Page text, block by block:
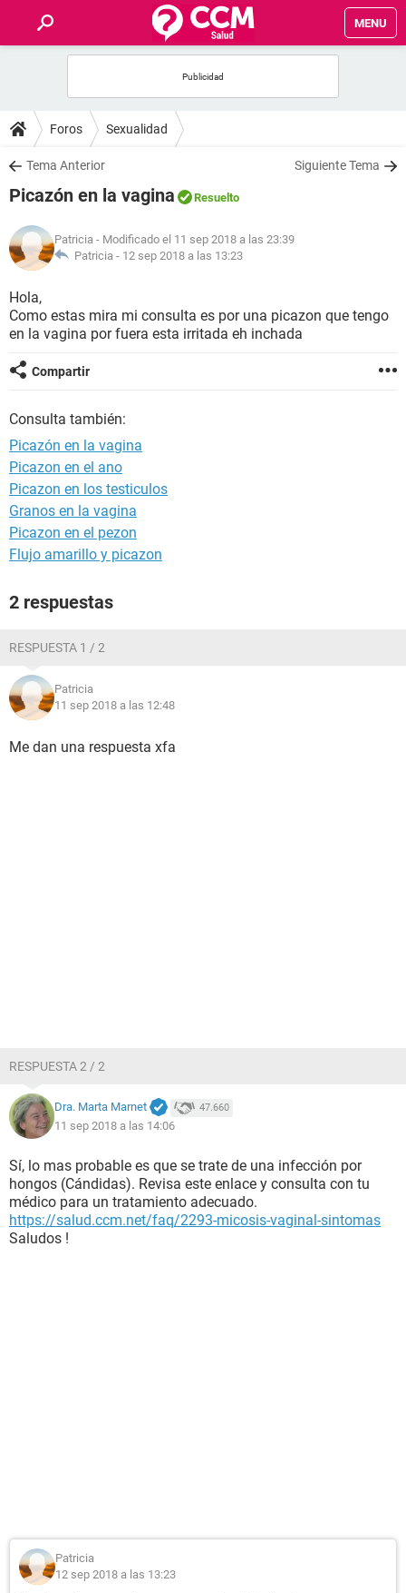
MENU
FOROS
SALUD
NUTRICIÓN
BIENESTAR
Foros Sexualidad
Tema Anterior Siguiente Tema
Picazón en la vagina Resuelto
Patricia - Modificado el 11 sep 2018 a las 23:39
Patricia - 12 sep 2018 a las 13:23
Hola,
Como estas mira mi consulta es por una picazon que tengo
en la vagina por fuera esta irritada eh inchada
Compartir
Consulta también:
Picazón en la vagina
Picazon en el ano
Picazon en los testiculos
Granos en la vagina
Picazon en el pezon
Flujo amarillo y picazon
2 respuestas
RESPUESTA 1 / 2
Patricia
11 sep 2018 a las 12:48
Me dan una respuesta xfa
RESPUESTA 2 / 2
Dra. Marta Marnet 47.660
11 sep 2018 a las 14:06
Sí, lo mas probable es que se trate de una infección por
hongos (Cándidas). Revisa este enlace y consulta con tu
médico para un tratamiento adecuado.
https://salud.ccm.net/faq/2293-micosis-vaginal-sintomas
Saludos !
Patricia
12 sep 2018 a las 13:23